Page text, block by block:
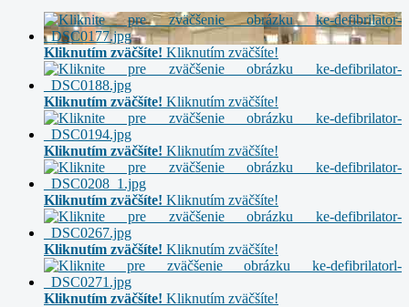
Kliknutím zväčšíte! Kliknutím zväčšíte!
Kliknutím zväčšíte! Kliknutím zväčšíte!
Kliknutím zväčšíte! Kliknutím zväčšíte!
Kliknutím zväčšíte! Kliknutím zväčšíte!
Kliknutím zväčšíte! Kliknutím zväčšíte!
Kliknutím zväčšíte! Kliknutím zväčšíte!